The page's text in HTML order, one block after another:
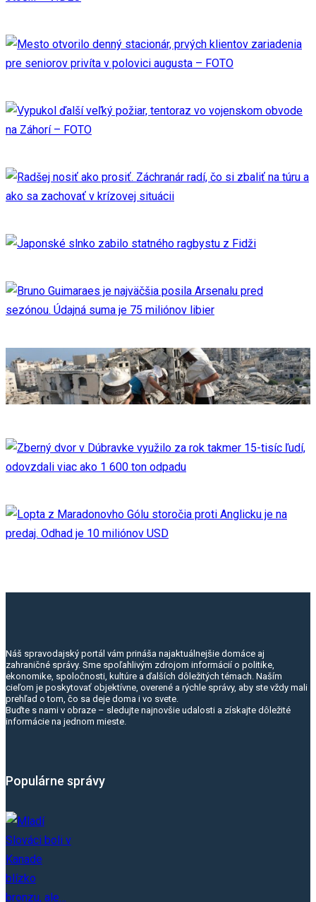
Náš spravodajský portál vám prináša najaktuálnejšie domáce aj
zahraničné správy. Sme spoľahlivým zdrojom informácií o politike,
ekonomike, spoločnosti, kultúre a ďalších dôležitých témach. Naším
cieľom je poskytovať objektívne, overené a rýchle správy, aby ste vždy mali
prehľad o tom, čo sa deje doma i vo svete.
Buďte s nami v obraze – sledujte najnovšie udalosti a získajte dôležité
informácie na jednom mieste.
Populárne správy